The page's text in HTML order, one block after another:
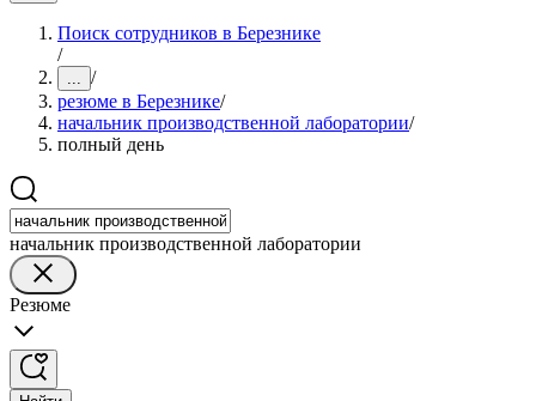
Поиск сотрудников в Березнике
/
... /
резюме в Березнике/
начальник производственной лаборатории/
полный день
начальник производственной лаборатории
Резюме